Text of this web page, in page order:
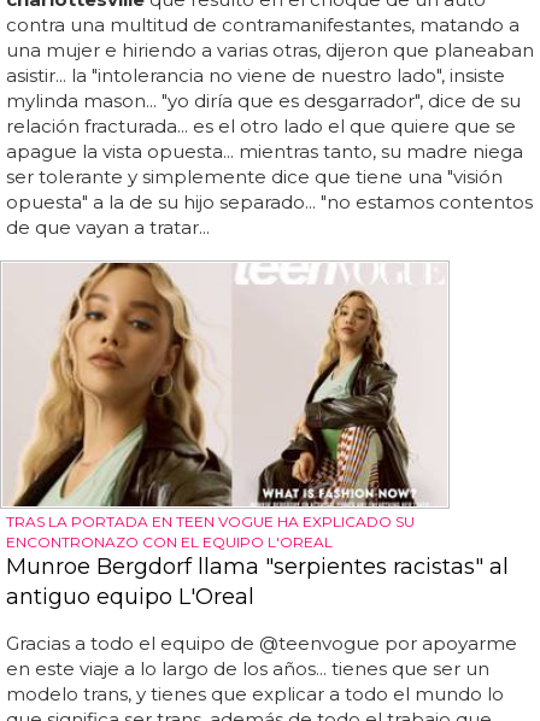
contra una multitud de contramanifestantes, matando a
una mujer e hiriendo a varias otras, dijeron que planeaban
asistir... la "intolerancia no viene de nuestro lado", insiste
mylinda mason... "yo diría que es desgarrador", dice de su
relación fracturada... es el otro lado el que quiere que se
apague la vista opuesta... mientras tanto, su madre niega
ser tolerante y simplemente dice que tiene una "visión
opuesta" a la de su hijo separado... "no estamos contentos
de que vayan a tratar...
TRAS LA PORTADA EN TEEN VOGUE HA EXPLICADO SU
ENCONTRONAZO CON EL EQUIPO L'OREAL
Munroe Bergdorf llama "serpientes racistas" al
antiguo equipo L'Oreal
Gracias a todo el equipo de @teenvogue por apoyarme
en este viaje a lo largo de los años... tienes que ser un
modelo trans, y tienes que explicar a todo el mundo lo